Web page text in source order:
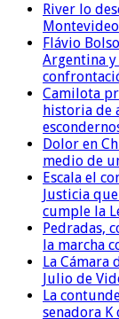
River lo
Flávio
Argentina
Camilota
historia de
Dolor en
medio de
Escala el
Justicia
cumple la
Pedradas,
la marcha
La Cámara
Julio de
La
senadora